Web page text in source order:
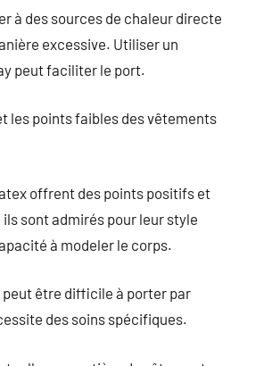
à des sources de chaleur directe
excessive. Utiliser un
peut faciliter le port.
les points faibles des vêtements
offrent des points positifs et
ils sont admirés pour leur style
à modeler le corps.
peut être difficile à porter par
des soins spécifiques.